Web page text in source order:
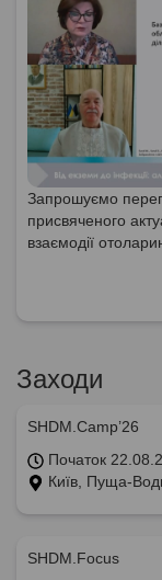
Запрошуємо
присвяченого
взаємодії
Заходи
SHDM.Camp’26
Початок
Київ, Пуща-
SHDM.Focus